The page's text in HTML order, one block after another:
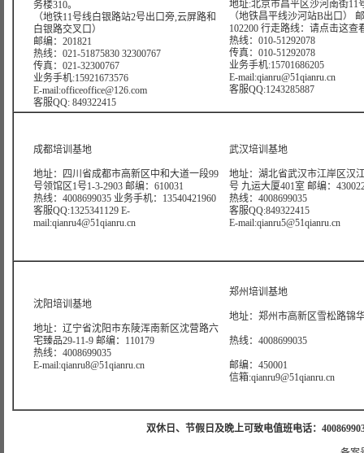
务楼310。
（地铁11号线白银路站2号出口旁,云屏路和
白银路交叉口）
邮编：201821
热线：021-51875830 32300767
传真：021-32300767
业务手机:15921673576
E-mail:officeoffice@126.com
客服QQ: 849322415
地址:北京市昌平区沙河南街11
（地铁昌平线沙河站B出口）
102200 行走路线： 请点击这查
热线：010-51292078
传真：010-51292078
业务手机:15701686205
E-mail:qianru@51qianru.cn
客服QQ:1243285887
成都培训基地
地址：四川省成都市高新区中和大道一段99
号领馆区1号1-3-2903 邮编：610031
热线：4008699035 业务手机：13540421960
客服QQ:1325341129 E-
mail:qianru4@51qianru.cn
武汉培训基地
地址：湖北省武汉市江岸区汉
号 九运大厦401室 邮编：
热线：4008699035
客服QQ:849322415
E-mail:qianru5@51qianru.cn
沈阳培训基地
地址：辽宁省沈阳市东陵浑南新区沈营路六
宅臻品29-11-9 邮编：110179
热线：4008699035
E-mail:qianru8@51qianru.cn
郑州培训基地
地址：郑州市高新区雪松路锦
热线：4008699035
邮编：450001
信箱:qianru9@51qianru.cn
双休日、节假日及晚上可致电值班电话：